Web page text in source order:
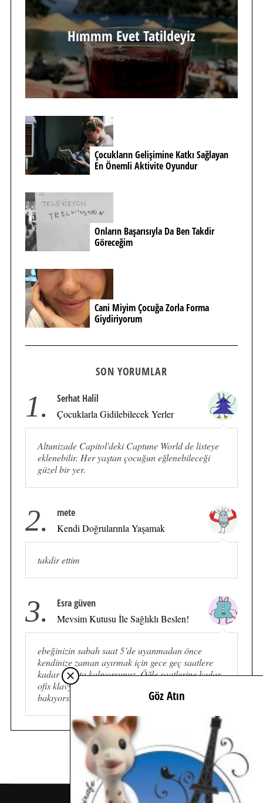
Hımmm Evet Tatildeyiz
Çocukların Gelişimine Katkı Sağlayan
En Önemli Aktivite Oyundur
Onların Başarısıyla Da Ben Takdir
Göreceğim
Cani Miyim Çocuğa Zorla Forma
Giydiriyorum
SON YORUMLAR
1. Serhat Halil
Çocuklarla Gidilebilecek Yerler
Altunizade Capitol'deki Captune World de listeye
eklenebilir. Her yaştan çocuğun eğlenebileceği
güzel bir yer.
2. mete
Kendi Doğrularınla Yaşamak
takdir ettim
3. Esra güven
Mevsim Kutusu İle Sağlıklı Beslen!
ebeğinizin sabah saat 5’de uyanmadan önce
kendinize zaman ayırmak için gece geç saatlere
kadar ayakta kalıyorsunuz. Öğle saatlerine kadar
ofis klavyenize yumuşacık bir yastık gibi
bakıyorsunuz. Eve geçiş vaktine kadar…
Göz Atın